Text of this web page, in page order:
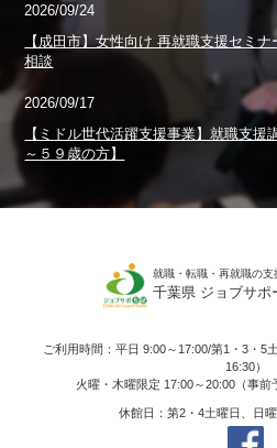
2026/09/24
【成田市】女性向け 再就職支援セミ
相談
2026/09/17
【ミドル世代活躍支援事業】就職支
～５９歳の方】
就職・転職・再就職の
千葉県 ジョブサポ
ご利用時間：平日 9:00～17:00/第1・3・5
16:30）
火曜・木曜限定 17:00～20:00（事前
休館日：第2・4土曜日、日